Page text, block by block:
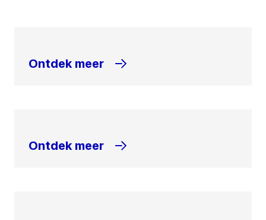
Ontdek meer
Ontdek meer